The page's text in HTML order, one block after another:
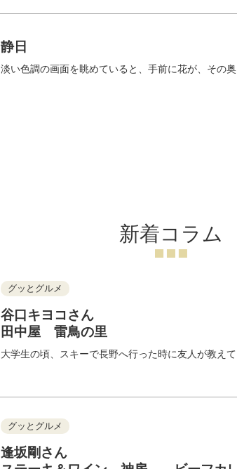
静日
淡い色調の画面を眺めていると、手前に花が、その
新着コラム
グッとグルメ
谷口キヨコさん
田中屋 雷鳥の里
大学生の頃、スキーで長野へ行った時に友人が教え
グッとグルメ
逢坂剛さん